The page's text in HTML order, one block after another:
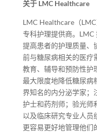
关于 LMC Healthcare
LMC Healthcare（
专科护理提供商。LMC
提高患者的护理质量、
前与糖尿病相关的医疗
教育、辅导和预防性护
最大限度地降低糖尿病
界知名的内分泌学家；
护士和药剂师；验光师
以及临床研究专业人员
更容易更好地管理他们